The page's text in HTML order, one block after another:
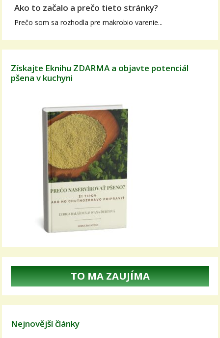
Ako to začalo a prečo tieto stránky?
Prečo som sa rozhodla pre makrobio varenie...
Získajte Eknihu ZDARMA a objavte potenciál
pšena v kuchyni
TO MA ZAUJÍMA
Nejnovější články